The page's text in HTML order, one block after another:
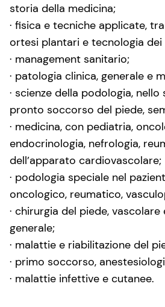
storia della medicina;
· fisica e tecniche applicate,
ortesi plantari e tecnologia dei
· management sanitario;
· patologia clinica, generale e
· scienze della podologia,
pronto soccorso del piede,
· medicina, con pediatria,
endocrinologia, nefrologia,
dell’apparato cardiovascolare;
· podologia speciale nel
oncologico, reumatico,
· chirurgia del piede,
generale;
· malattie e riabilitazione del
· primo soccorso,
· malattie infettive e cutanee.